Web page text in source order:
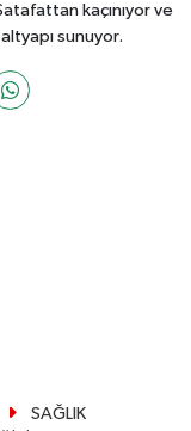
kaçınıyor ve
sunuyor.
SAĞLIK